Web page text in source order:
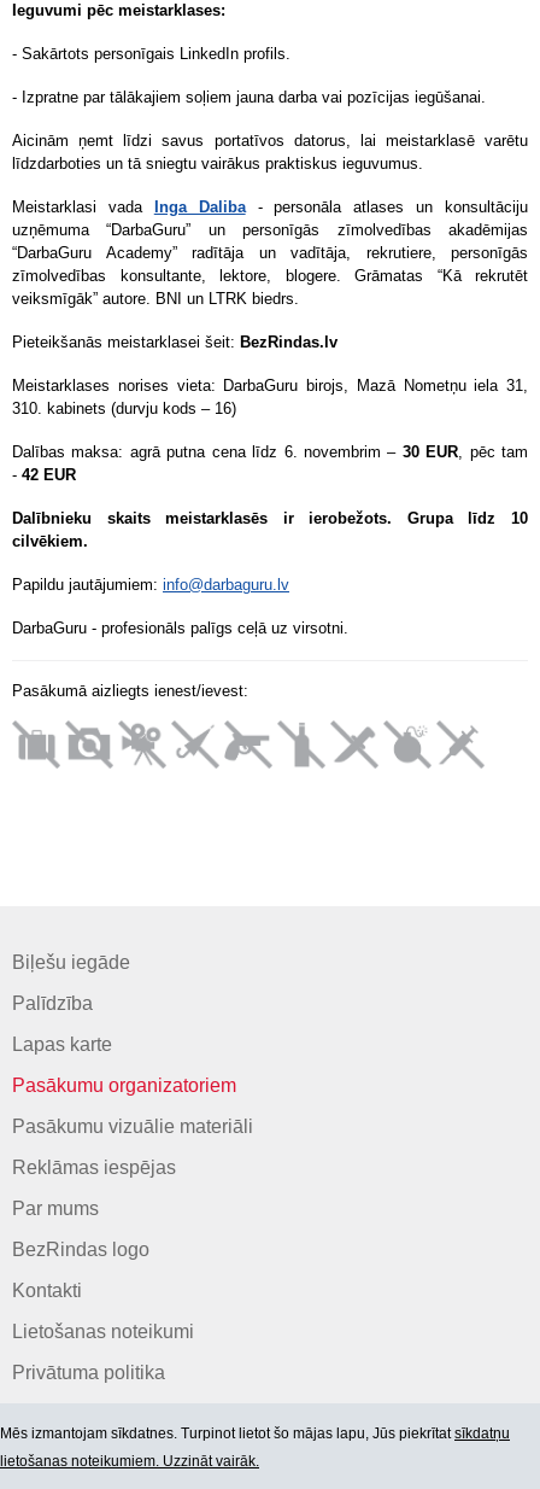
Ieguvumi pēc meistarklases:
- Sakārtots personīgais LinkedIn profils.
- Izpratne par tālākajiem soļiem jauna darba vai pozīcijas iegūšanai.
Aicinām ņemt līdzi savus portatīvos datorus, lai meistarklasē varētu
līdzdarboties un tā sniegtu vairākus praktiskus ieguvumus.
Meistarklasi vada Inga Daliba
- personāla atlases un konsultāciju
uzņēmuma “DarbaGuru” un personīgās zīmolvedības akadēmijas
“DarbaGuru Academy” radītāja un vadītāja, rekrutiere, personīgās
zīmolvedības konsultante, lektore, blogere. Grāmatas “Kā rekrutēt
veiksmīgāk” autore. BNI un LTRK biedrs.
Pieteikšanās meistarklasei šeit: BezRindas.lv
Meistarklases norises vieta: DarbaGuru birojs, Mazā Nometņu iela 31,
310. kabinets (durvju kods – 16)
Dalības maksa: agrā putna cena līdz 6. novembrim – 30 EUR, pēc tam
- 42 EUR
Dalībnieku skaits meistarklasēs ir ierobežots. Grupa līdz 10
cilvēkiem.
Papildu jautājumiem: info@darbaguru.lv
DarbaGuru - profesionāls palīgs ceļā uz virsotni.
Pasākumā aizliegts ienest/ievest:
Biļešu iegāde
Palīdzība
Lapas karte
Pasākumu organizatoriem
Pasākumu vizuālie materiāli
Reklāmas iespējas
Par mums
BezRindas logo
Kontakti
Lietošanas noteikumi
Privātuma politika
Mēs izmantojam sīkdatnes. Turpinot lietot šo mājas lapu, Jūs piekrītatsīkdatņu
lietošanas noteikumiem. Uzzināt vairāk.